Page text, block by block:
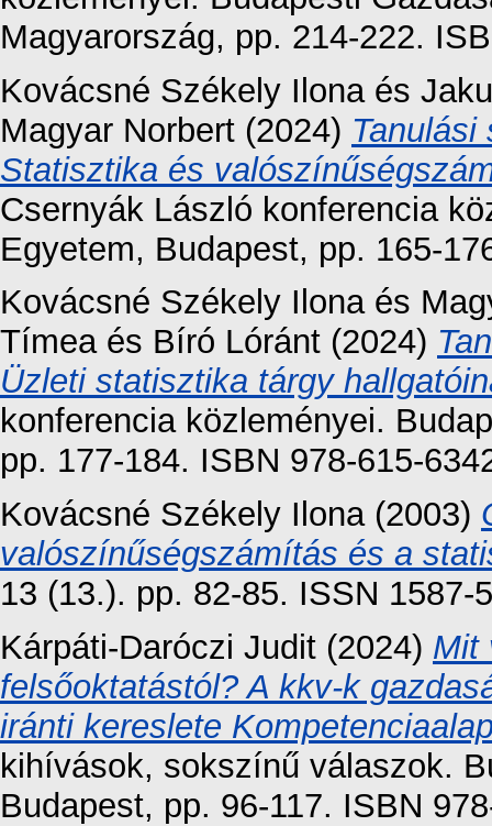
Magyarország, pp. 214-222.
Kovácsné Székely Ilonaés
Magyar Norbert (2024)
Statisztika és
Csernyák László konferencia
Egyetem, Budapest, pp. 165-
Kovácsné Székely Ilonaés
Tímeaés Bíró Lóránt (2024)
Üzleti statisztika tárgy
konferencia közleményei.
pp. 177-184. ISBN 978-615-
Kovácsné Székely Ilona(2003)
valószínűségszámítás és a
13 (13.). pp. 82-85. ISSN 1587-
Kárpáti-Daróczi Judit (2024) Mit
felsőoktatástól? A kkv-k
iránti kereslete
kihívások, sokszínű válaszok.
Budapest, pp. 96-117. ISBN